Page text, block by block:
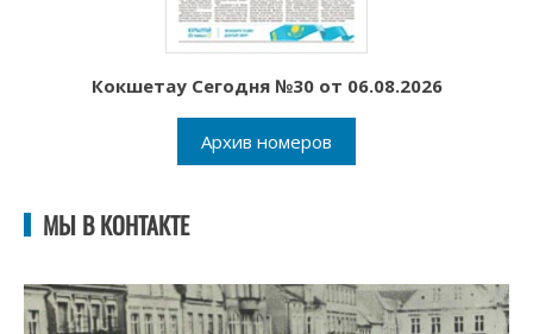
Кокшетау Сегодня №30 от 06.08.2026
Архив номеров
МЫ В КОНТАКТЕ